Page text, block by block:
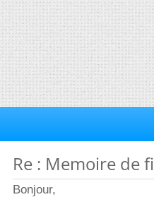
Re : Memoire de
Bonjour,